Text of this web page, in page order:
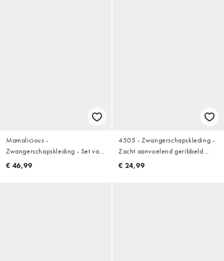
Mamalicious -
Zwangerschapskleding - Set van
2 borstvoedingshemdjes met 2
€ 46,99
4505 - Zwangerschapskleding -
Zacht aanvoelend geribbeld
hemdje met bh aan de
€ 24,99